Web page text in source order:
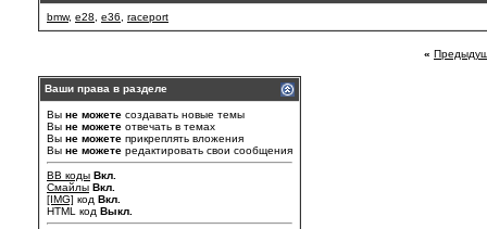
bmw, e28 e36 raceport
«
Ваши права в разделе
Вы не можете создавать новые темы
Вы не можете отвечать в темах
Вы не можете прикреплять вложения
Вы не можете редактировать свои сообщения
BB коды Вкл.
Смайлы Вкл.
[IMG] код Вкл.
HTML код Выкл.